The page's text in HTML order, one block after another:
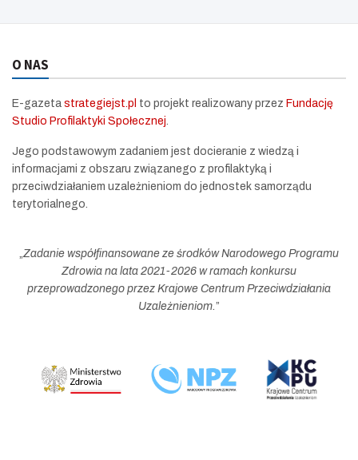
O NAS
E-gazeta strategiejst.pl to projekt realizowany przez Fundację
Studio Profilaktyki Społecznej
Jego podstawowym zadaniem jest docieranie z wiedzą i
informacjami z obszaru związanego z profilaktyką i
przeciwdziałaniem uzależnieniom do jednostek samorządu
terytorialnego.
Zadanie współfinansowane ze środków Narodowego Programu
Zdrowia na lata 2021-2026 w ramach konkursu
przeprowadzonego przez Krajowe Centrum Przeciwdziałania
Uzależnieniom. ”